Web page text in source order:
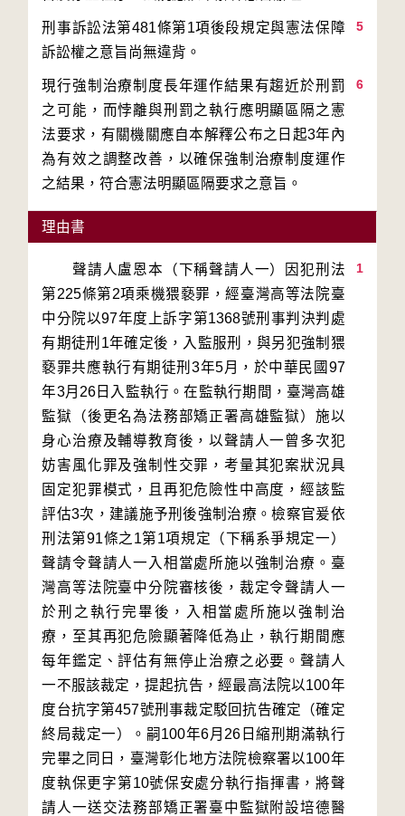
5
刑事訴訟法第481條第1項後段規定與憲法保障
6
現行強制治療制度長年運作結果有趨近於刑罰
之可能，而悖離與刑罰之執行應明顯區隔之憲
法要求，有關機關應自本解釋公布之日起3年內
為有效之調整改善，以確保強制治療制度運作
理由書
1
聲請人盧恩本（下稱聲請人一）因犯刑法
第225條第2項乘機猥褻罪，經臺灣高等法院臺
中分院以97年度上訴字第1368號刑事判決判處
有期徒刑1年確定後，入監服刑，與另犯強制猥
褻罪共應執行有期徒刑3年5月，於中華民國97
年3月26日入監執行。在監執行期間，臺灣高雄
監獄（後更名為法務部矯正署高雄監獄）施以
身心治療及輔導教育後，以聲請人一曾多次犯
妨害風化罪及強制性交罪，考量其犯案狀況具
固定犯罪模式，且再犯危險性中高度，經該監
評估3次，建議施予刑後強制治療。檢察官爰依
刑法第91條之1第1項規定（下稱系爭規定一）
聲請令聲請人一入相當處所施以強制治療。臺
灣高等法院臺中分院審核後，裁定令聲請人一
於刑之執行完畢後，入相當處所施以強制治
療，至其再犯危險顯著降低為止，執行期間應
每年鑑定、評估有無停止治療之必要。聲請人
一不服該裁定，提起抗告，經最高法院以100年
度台抗字第457號刑事裁定駁回抗告確定（確定
終局裁定一）。嗣100年6月26日縮刑期滿執行
完畢之同日，臺灣彰化地方法院檢察署以100年
度執保更字第10號保安處分執行指揮書，將聲
請人一送交法務部矯正署臺中監獄附設培德醫